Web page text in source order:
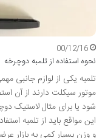
00/12/16
نحوه استفاده از تلمبه دوچرخه
تلمبه یکی از لوازم جانبی
موتور سیکلت دارند از آن
شود یا برای مثال لاستیک
این مواقع باید از تلمبه
و وزن بسیار کمی به بازار